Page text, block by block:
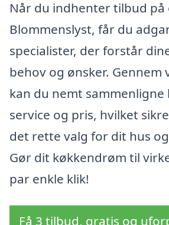
Når du indhenter tilbud på
Blommenslyst, får du
specialister, der forstår
behov og ønsker. Gennem
kan du nemt sammenligne
service og pris, hvilket
det rette valg for dit hus
Gør dit køkkendrøm til
par enkle klik!
Få 3 tilbud, gratis og